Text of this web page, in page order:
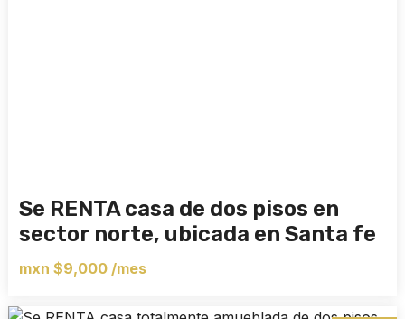
Se RENTA casa de dos pisos en
sector norte, ubicada en Santa fe
mxn $9,000 /mes